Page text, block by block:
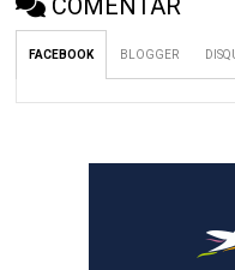
COMENTAR
FACEBOOK BLOGGER